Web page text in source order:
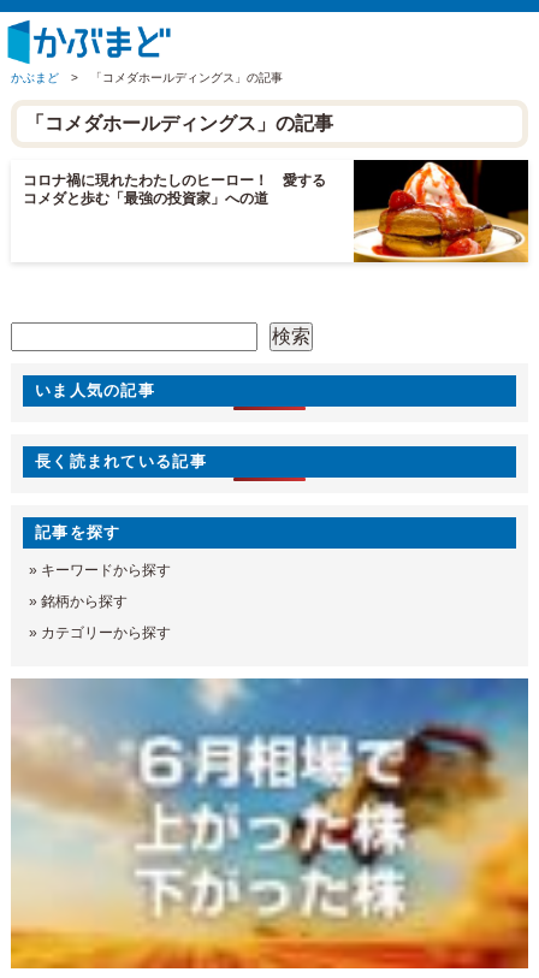
かぶまど > 「コメダホールディングス」の記事
「コメダホールディングス」の記事
コロナ禍に現れたわたしのヒーロー！ 愛する
コメダと歩む「最強の投資家」への道
検索
いま人気の記事
長く読まれている記事
記事を探す
» キーワードから探す
» 銘柄から探す
» カテゴリーから探す